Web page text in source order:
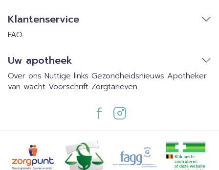
Klantenservice
FAQ
Uw apotheek
Over ons Nuttige links Gezondheidsnieuws Apotheker
van wacht Voorschrift Zorgtarieven